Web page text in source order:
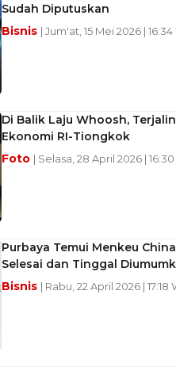
Sudah Diputuskan
Bisnis | Jum'at, 15 Mei 2026 | 16:34
Di Balik Laju Whoosh,
Ekonomi RI-Tiongkok
Foto | Selasa, 28 April 2026 |
Purbaya Temui Menkeu
Selesai dan Tinggal
Bisnis | Rabu, 22 April 2026 | 17:18